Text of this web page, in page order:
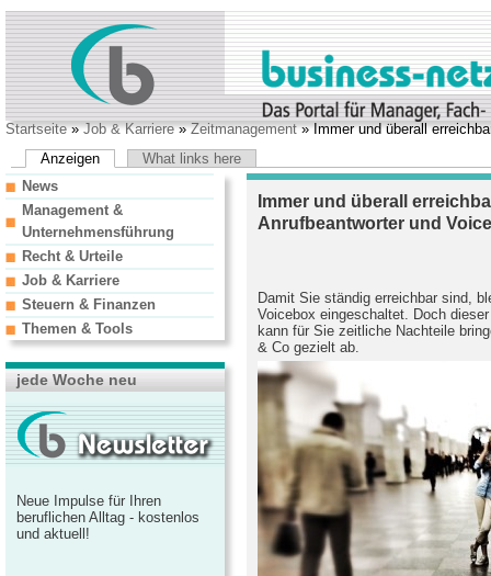
Startseite»Job & Karriere»Zeitmanagement» Immer und überall
Anzeigen
What links here
Immer und überall
Anrufbeantworter und
Damit Sie ständig erreichbar sind,
Voicebox eingeschaltet. Doch
kann für Sie zeitliche Nachteile
& Co gezielt ab.
News
Management &
Unternehmensführung
Recht & Urteile
Job & Karriere
Steuern & Finanzen
Themen & Tools
jede Woche neu
Neue Impulse für Ihren
beruflichen Alltag - kostenlos
und aktuell!